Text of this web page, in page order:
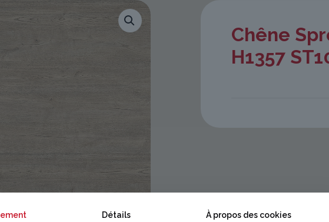
Chêne
H1357
Détails À propos des cookies